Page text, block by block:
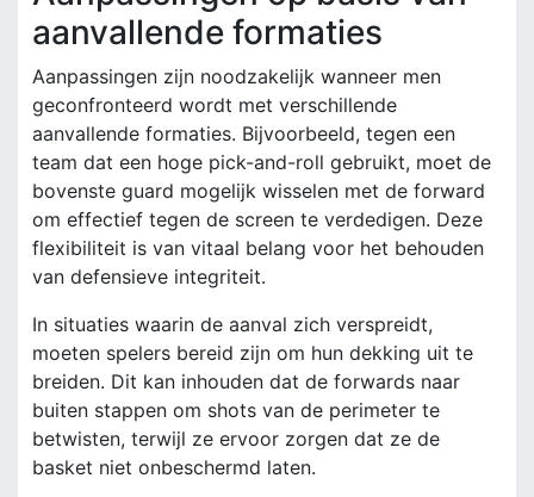
aanvallende formaties
Aanpassingen zijn noodzakelijk wanneer men
geconfronteerd wordt met verschillende
aanvallende formaties. Bijvoorbeeld, tegen een
team dat een hoge pick-and-roll gebruikt, moet de
bovenste guard mogelijk wisselen met de forward
om effectief tegen de screen te verdedigen. Deze
flexibiliteit is van vitaal belang voor het behouden
van defensieve integriteit.
In situaties waarin de aanval zich verspreidt,
moeten spelers bereid zijn om hun dekking uit te
breiden. Dit kan inhouden dat de forwards naar
buiten stappen om shots van de perimeter te
betwisten, terwijl ze ervoor zorgen dat ze de
basket niet onbeschermd laten.